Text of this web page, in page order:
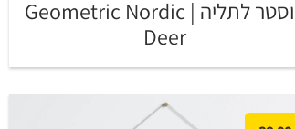
פוסטר לתליה | Geometric Nordic
Deer